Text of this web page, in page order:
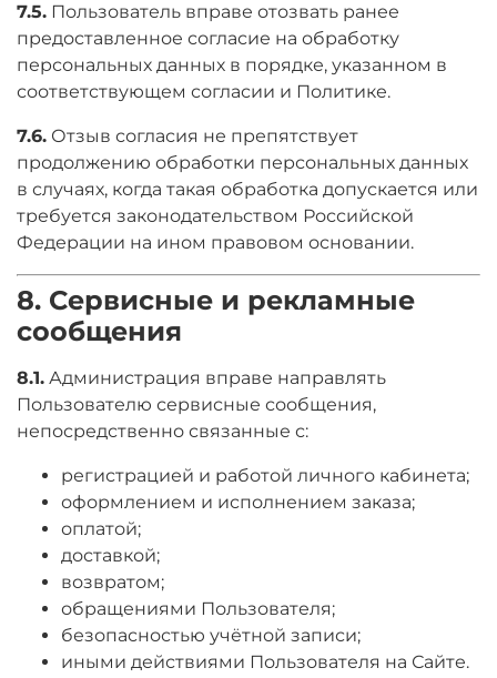
7.5. Пользователь вправе отозвать ранее
предоставленное согласие на обработку
персональных данных в порядке, указанном в
соответствующем согласии и Политике.
7.6. Отзыв согласия не препятствует
продолжению обработки персональных данных
в случаях, когда такая обработка допускается или
требуется законодательством Российской
Федерации на ином правовом основании.
8. Сервисные и рекламные
сообщения
8.1. Администрация вправе направлять
Пользователю сервисные сообщения,
непосредственно связанные с:
регистрацией и работой личного кабинета;
оформлением и исполнением заказа;
оплатой;
доставкой;
возвратом;
обращениями Пользователя;
безопасностью учётной записи;
иными действиями Пользователя на Сайте.